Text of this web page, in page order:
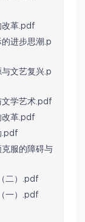
改革.pdf
进步思潮.p
文艺复兴.p
文学艺术.pdf
改革.pdf
.pdf
服的障碍与
二）.pdf
一）.pdf